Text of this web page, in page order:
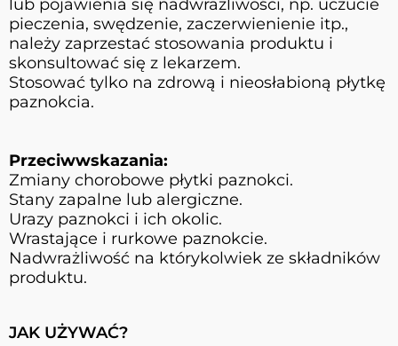
lub pojawienia się nadwrażliwości, np. uczucie
pieczenia, swędzenie, zaczerwienienie itp.,
należy zaprzestać stosowania produktu i
skonsultować się z lekarzem.
Stosować tylko na zdrową i nieosłabioną płytkę
paznokcia.
Przeciwwskazania:
Zmiany chorobowe płytki paznokci.
Stany zapalne lub alergiczne.
Urazy paznokci i ich okolic.
Wrastające i rurkowe paznokcie.
Nadwrażliwość na którykolwiek ze składników
produktu.
JAK UŻYWAĆ?